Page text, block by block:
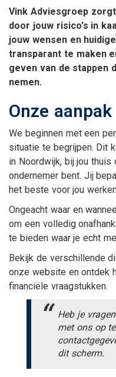
Vink Adviesgroep
door jouw risico's in
jouw wensen en
transparant te maken
geven van de stappen
nemen.
Onze aanpak
We beginnen met een
situatie te begrijpen. Dit
in Noordwijk, bij jou
ondernemer bent. Jij
het beste voor jou
Ongeacht waar en
om een volledig
te bieden waar je echt
Bekijk de verschillende
onze website en ontdek
financiële vraagstukken.
Heb je
met ons op
dit scherm.